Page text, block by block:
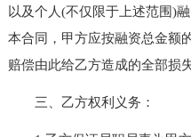
以及个人(不仅限于上述范围)
本合同，甲方应按融资总金额
赔偿由此给乙方造成的全部损失
三、乙方权利义务：